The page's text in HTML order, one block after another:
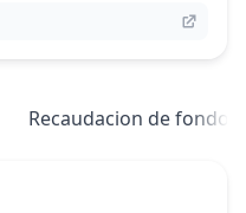
Recaudacion de fondos